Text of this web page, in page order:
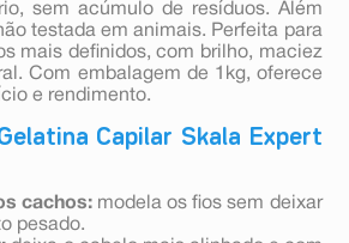
sem acúmulo de resíduos. Além
testada em animais. Perfeita para
mais definidos, com brilho, maciez
Com embalagem de 1kg, oferece
e rendimento.
Capilar Skala Expert
cachos:modela os fios sem deixar
pesado.